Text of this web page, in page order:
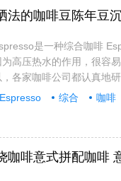
法的咖啡豆陈年豆
是一种综合咖啡
为高压热水的作用，很容
，各家咖啡公司都认真地
Espresso 综合 咖啡
咖啡意式拼配咖啡